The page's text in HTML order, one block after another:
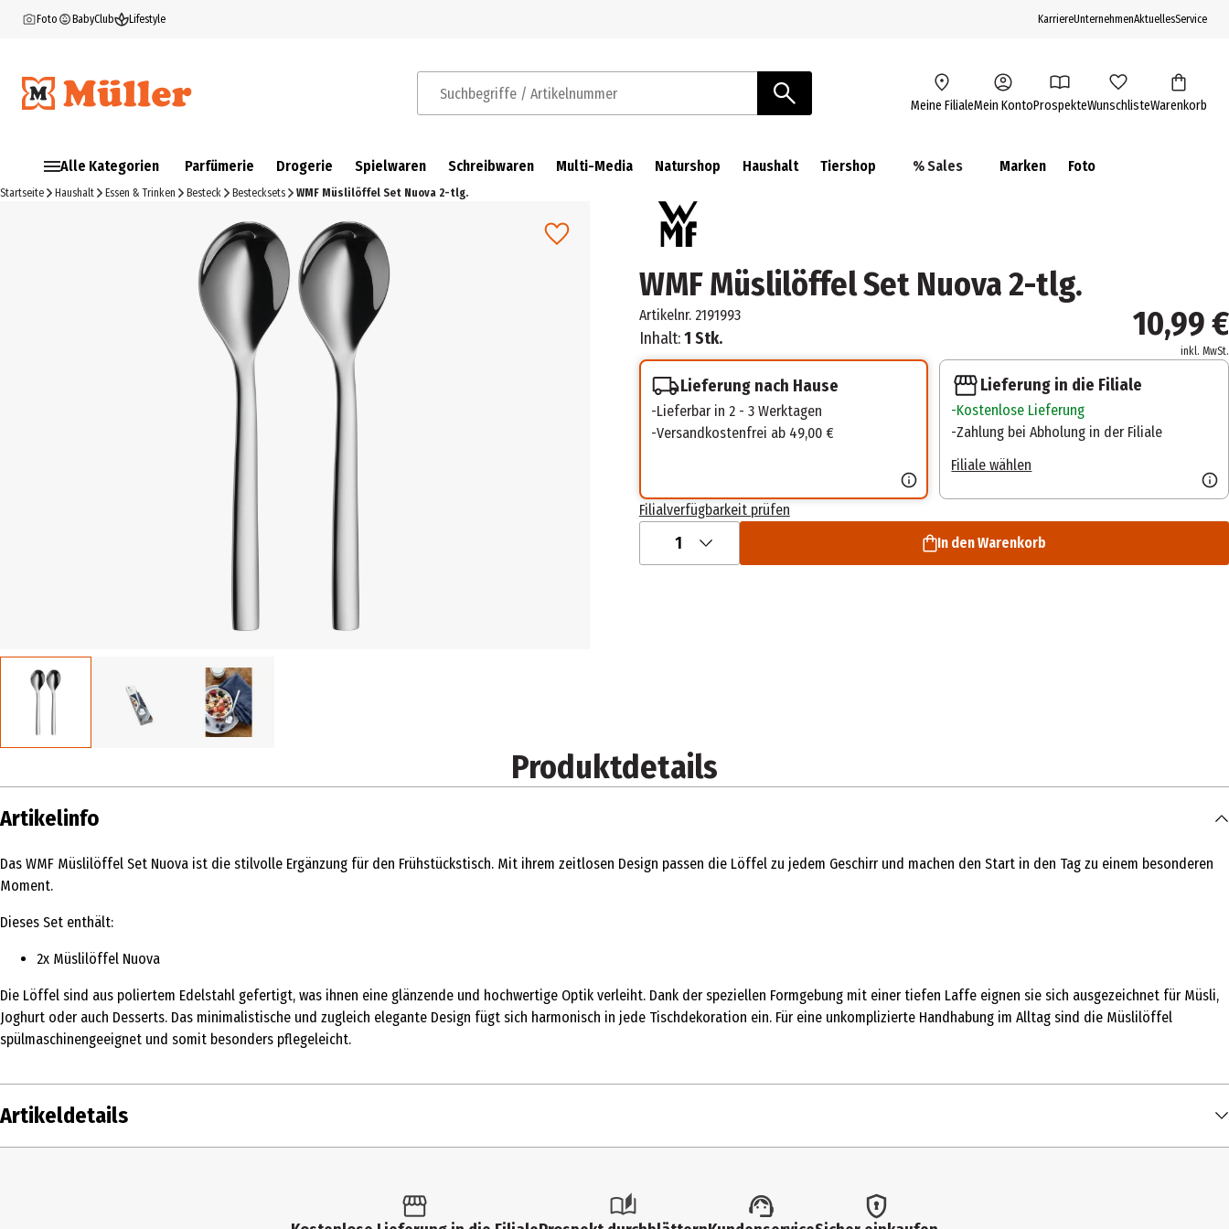
Foto BabyClub Lifestyle KarriereUnternehmenAktuellesService
Suchbegriffe / Artikelnummer Meine FilialeMein KontoProspekteWunschlisteWarenkorb
Alle Kategorien Parfümerie Drogerie Spielwaren Schreibwaren Multi-Media Naturshop Haushalt Tiershop % Sales Marken Foto
Startseite Haushalt Essen & Trinken Besteck Bestecksets WMF Müslilöffel Set Nuova 2-tlg.
WMF Müslilöffel Set Nuova 2-tlg.
Artikelnr. 2191993
Inhalt:1 Stk. 10,99 €
inkl. MwSt.
Lieferung nach Hause
Lieferbar in 2 - 3 Werktagen
Versandkostenfrei ab 49,00 €
Lieferung in die Filiale
Kostenlose Lieferung
Zahlung bei Abholung in der Filiale
Filiale wählen
Filialverfügbarkeit prüfen
1 In den Warenkorb
Produktdetails
Artikelinfo
Das WMF Müslilöffel Set Nuova ist die stilvolle Ergänzung für den Frühstückstisch. Mit ihrem zeitlosen Design passen die Löffel zu jedem Geschirr und machen den Start in den Tag zu einem besonderen
Moment.
Dieses Set enthält:
2x Müslilöffel Nuova
Die Löffel sind aus poliertem Edelstahl gefertigt, was ihnen eine glänzende und hochwertige Optik verleiht. Dank der speziellen Formgebung mit einer tiefen Laffe eignen sie sich ausgezeichnet für Müsli,
Joghurt oder auch Desserts. Das minimalistische und zugleich elegante Design fügt sich harmonisch in jede Tischdekoration ein. Für eine unkomplizierte Handhabung im Alltag sind die Müslilöffel
spülmaschinengeeignet und somit besonders pflegeleicht.
Artikeldetails
Bestecksets